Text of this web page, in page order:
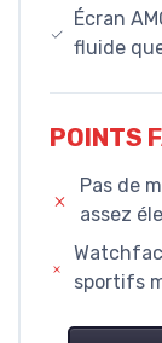
Écran
fluide
POINTS
Pas de
assez
sportifs